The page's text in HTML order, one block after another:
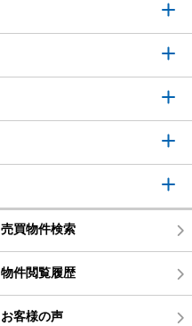
売買物件検索
物件閲覧履歴
お客様の声